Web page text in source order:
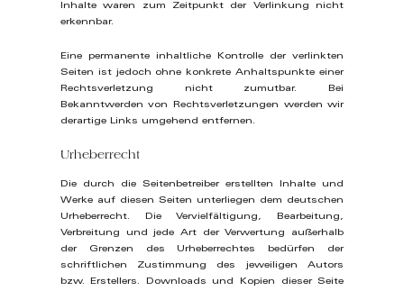
Inhalte waren zum Zeitpunkt der Verlinkung nicht
erkennbar.
Eine permanente inhaltliche Kontrolle der verlinkten
Seiten ist jedoch ohne konkrete Anhaltspunkte einer
Rechtsverletzung nicht zumutbar. Bei
Bekanntwerden von Rechtsverletzungen werden wir
derartige Links umgehend entfernen.
Urheberrecht
Die durch die Seitenbetreiber erstellten Inhalte und
Werke auf diesen Seiten unterliegen dem deutschen
Urheberrecht. Die Vervielfältigung, Bearbeitung,
Verbreitung und jede Art der Verwertung außerhalb
der Grenzen des Urheberrechtes bedürfen der
schriftlichen Zustimmung des jeweiligen Autors
bzw. Erstellers. Downloads und Kopien dieser Seite